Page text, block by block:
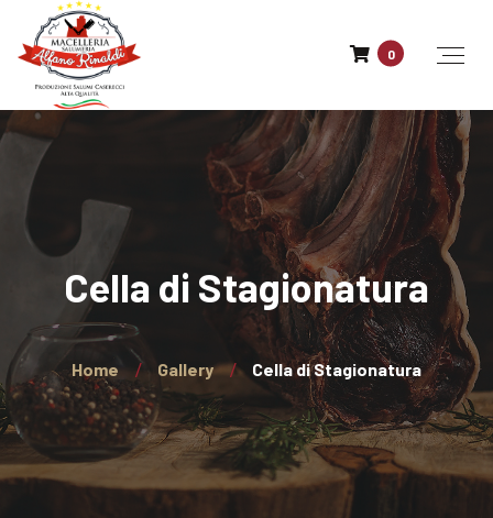
0
Cella di Stagionatura
Home Gallery Cella di Stagionatura